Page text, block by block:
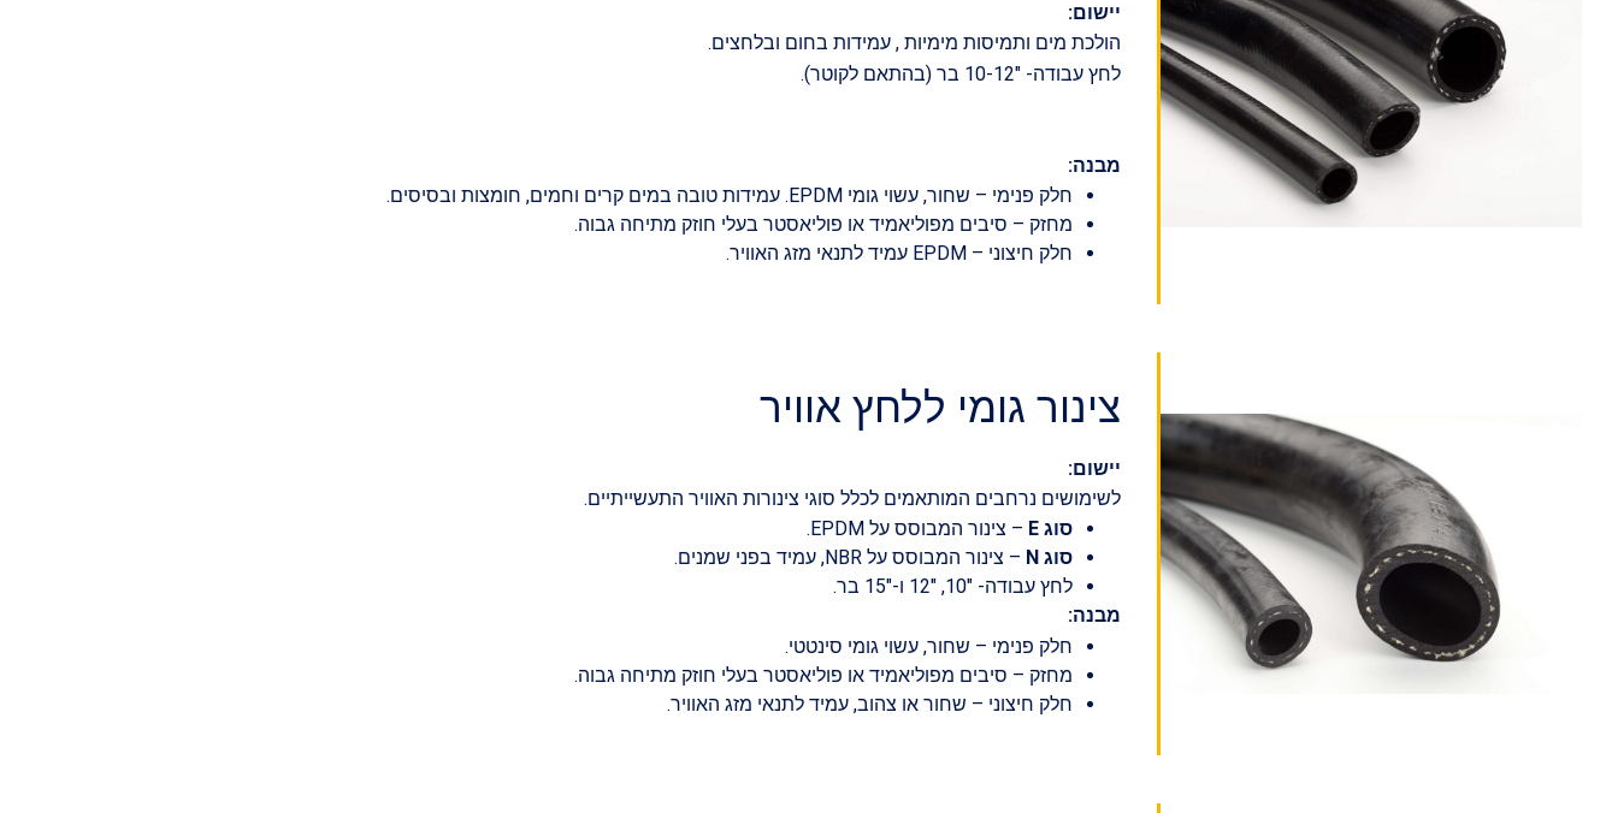
יישום:
הולכת מים ותמיסות מימיות , עמידות בחום ובלחצים.
לחץ עבודה- 10-12″ בר (בהתאם לקוטר).
מבנה:
חלק פנימי – שחור, עשוי גומי EPDM. עמידות טובה במים קרים וחמים, חומצות ובסיסים.
מחזק – סיבים מפוליאמיד או פוליאסטר בעלי חוזק מתיחה גבוה.
חלק חיצוני – EPDM עמיד לתנאי מזג האוויר.
צינור גומי ללחץ אוויר
יישום:
לשימושים נרחבים המותאמים לכלל סוגי צינורות האוויר התעשייתיים.
סוג E – צינור המבוסס על EPDM.
סוג N – צינור המבוסס על NBR, עמיד בפני שמנים.
לחץ עבודה- 10″, 12″ ו-15″ בר.
מבנה:
חלק פנימי – שחור, עשוי גומי סינטטי.
מחזק – סיבים מפוליאמיד או פוליאסטר בעלי חוזק מתיחה גבוה.
חלק חיצוני – שחור או צהוב, עמיד לתנאי מזג האוויר.